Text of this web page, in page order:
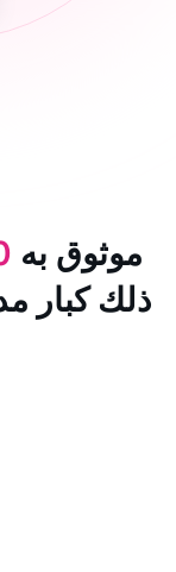
به15,000+
مديري